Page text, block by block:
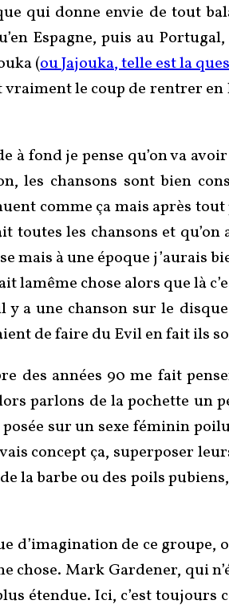
qui donne envie de tout
Espagne, puis au
(ou Jajouka, telle est la
vraiment le coup de rentrer
fond je pense qu’on va
les chansons sont bien
comme ça mais après
toutes les chansons et
mais à une époque j’aurais
lamême chose alors que là
y a une chanson sur le
de faire du Evil en fait ils
des années 90 me fait
parlons de la pochette un
sur un sexe féminin
concept ça, superposer
la barbe ou des poils
d’imagination de ce
chose. Mark Gardener, qui
étendue. Ici, c’est